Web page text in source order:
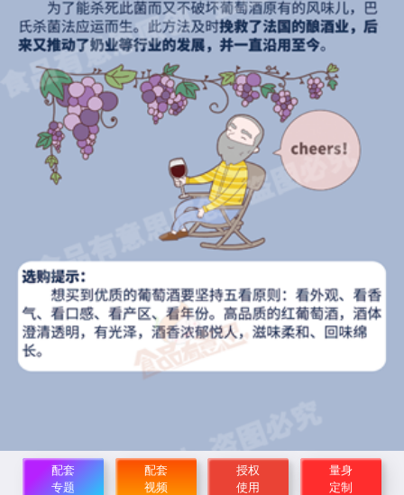
配套
专题
配套
视频
授权
使用
量身
定制